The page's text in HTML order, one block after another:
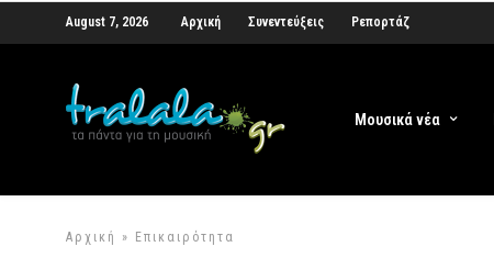
August 7, 2026 Αρχική Συνεντεύξεις Ρεπορτάζ
Μουσικά νέα
Αρχική » Επικαιρότητα